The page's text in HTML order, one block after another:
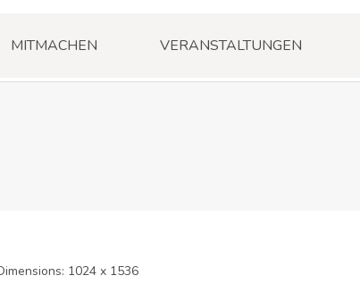
MITMACHEN VERANSTALTUNGEN
1024 x 1536